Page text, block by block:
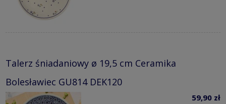
Talerz śniadaniowy ø 19,5 cm Ceramika
Bolesławiec GU814 DEK120
59,90 zł